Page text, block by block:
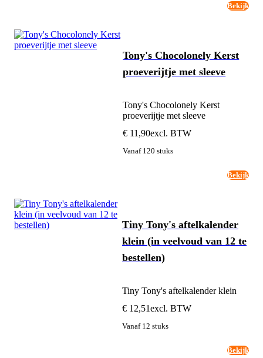
Bekijk
Tony's Chocolonely Kerst
proeverijtje met sleeve
Tony's Chocolonely Kerst
proeverijtje met sleeve
€ 11,90excl. BTW
Vanaf 120 stuks
Bekijk
Tiny Tony's aftelkalender
klein (in veelvoud van 12 te
bestellen)
Tiny Tony's aftelkalender klein
€ 12,51excl. BTW
Vanaf 12 stuks
Bekijk